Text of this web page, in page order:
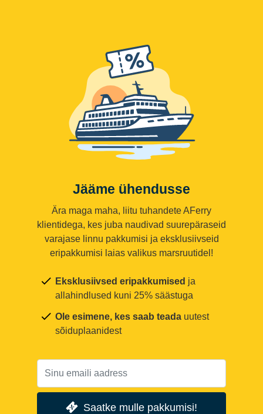
Jääme ühendusse
Ära maga maha, liitu tuhandete AFerry
klientidega, kes juba naudivad suurepäraseid
varajase linnu pakkumisi ja eksklusiivseid
eripakkumisi laias valikus marsruutidel!
Eksklusiivsed eripakkumised ja
allahindlused kuni 25% säästuga
Ole esimene, kes saab teada uutest
sõiduplaanidest
Saatke mulle pakkumisi!